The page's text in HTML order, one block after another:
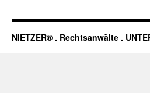
NIETZER® . Rechtsanwälte .